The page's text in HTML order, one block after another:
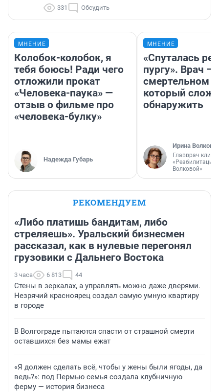
331 Обсудить
МНЕНИЕ
Колобок-колобок, я
тебя боюсь! Ради чего
отложили прокат
«Человека-паука» —
отзыв о фильме про
«человека-булку»
Надежда Губарь
МНЕНИЕ
«Спуталась
пургу». Врач —
смертельном
который
обнаружить
Ирина Волкова
Главврач
«Реабилитация
Волковой»
РЕКОМЕНДУЕМ
«Либо платишь бандитам, либо
стреляешь». Уральский бизнесмен
рассказал, как в нулевые перегонял
грузовики с Дальнего Востока
3 часа 6 813 44
Стены в зеркалах, а управлять можно даже дверями.
Незрячий красноярец создал самую умную квартиру
в городе
В Волгограде пытаются спасти от страшной смерти
оставшихся без мамы ежат
«Я должен сделать всё, чтобы у жены были ягоды, да
ведь?»: под Пермью семья создала клубничную
ферму — история бизнеса